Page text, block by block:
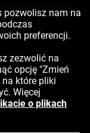
pozwolisz nam na
preferencji.
zezwolić na
opcję "Zmień
które pliki
Więcej
o plikach